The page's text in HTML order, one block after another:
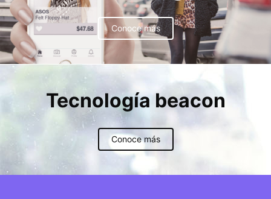
Conoce más
Tecnología beacon
Conoce más